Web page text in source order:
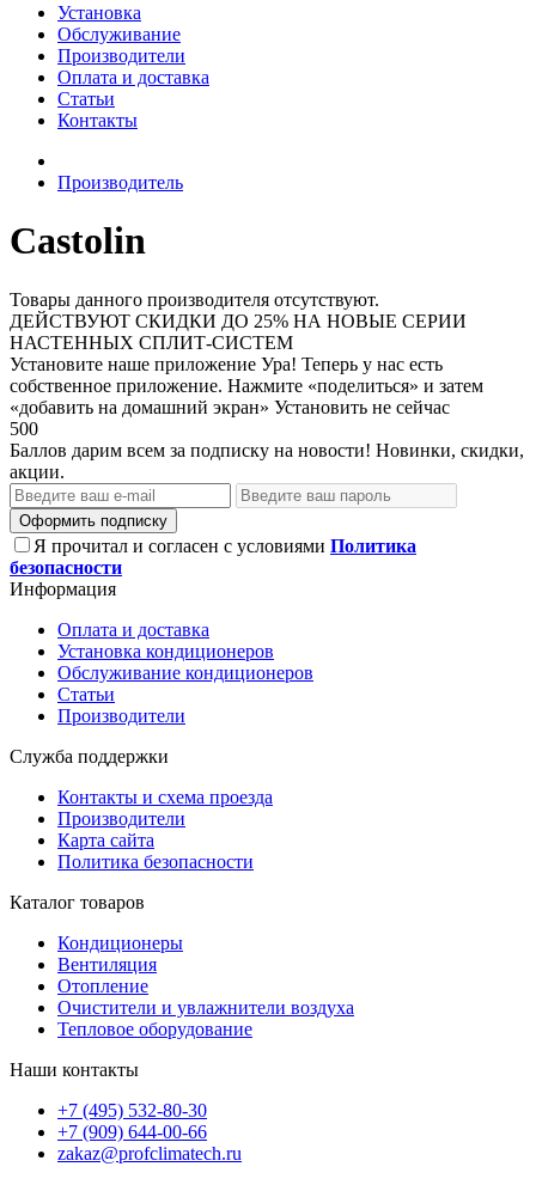
Установка
Обслуживание
Производители
Оплата и доставка
Статьи
Контакты
Производитель
Castolin
Товары данного производителя отсутствуют.
ДЕЙСТВУЮТ СКИДКИ ДО 25% НА НОВЫЕ СЕРИИ
НАСТЕННЫХ СПЛИТ-СИСТЕМ
Установите наше приложение Ура! Теперь у нас есть
собственное приложение. Нажмите «поделиться» и затем
«добавить на домашний экран» Установить не сейчас
500
Баллов дарим всем за подписку на новости! Новинки, скидки,
акции.
Оформить подписку
Я прочитал и согласен с условиями Политика
безопасности
Информация
Оплата и доставка
Установка кондиционеров
Обслуживание кондиционеров
Статьи
Производители
Служба поддержки
Контакты и схема проезда
Производители
Карта сайта
Политика безопасности
Каталог товаров
Кондиционеры
Вентиляция
Отопление
Очистители и увлажнители воздуха
Тепловое оборудование
Наши контакты
+7 (495) 532-80-30
+7 (909) 644-00-66
zakaz@profclimatech.ru